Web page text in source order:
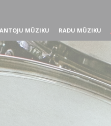
MŪZIKU RADU MŪZIKU